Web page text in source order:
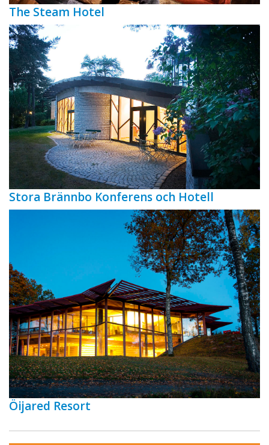
The Steam Hotel
Stora Brännbo Konferens och Hotell
Öijared Resort